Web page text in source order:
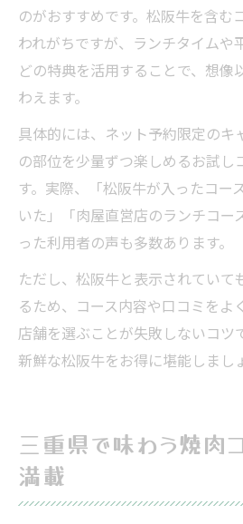
のがおすすめです。松阪牛を含む
われがちですが、ランチタイムや
どの特典を活用することで、想像
わえます。
具体的には、ネット予約限定のキ
の部位を少量ずつ楽しめるお試し
す。実際、「松阪牛が入ったコー
いた」「肉屋直営店のランチコー
った利用者の声も多数あります。
ただし、松阪牛と表示されていて
るため、コース内容や口コミをよ
店舗を選ぶことが失敗しないコツ
新鮮な松阪牛をお得に堪能しまし
三重県で味わう焼肉
満載